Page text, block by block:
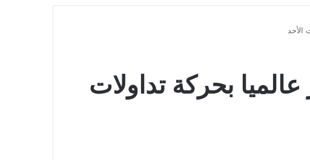
الأحد
بحركة تداولات